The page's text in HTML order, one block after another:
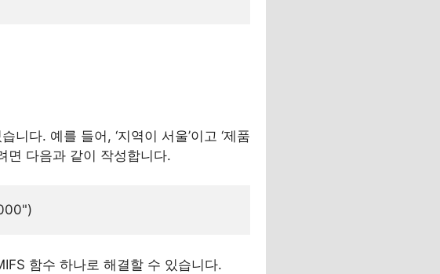
다. 예를 들어, ‘지역이 서울’이고 ‘제품
면 다음과 같이 작성합니다.
함수 하나로 해결할 수 있습니다.